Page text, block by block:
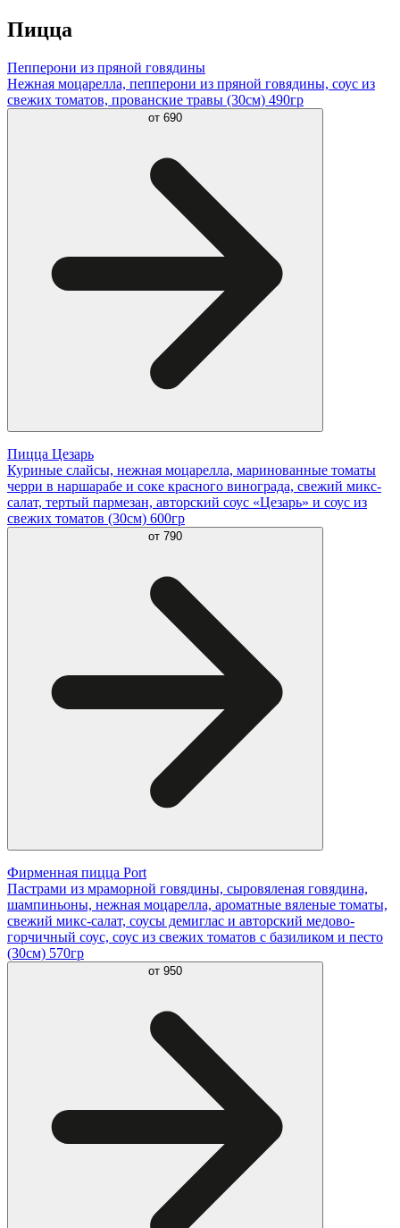
Пицца
Пепперони из пряной говядины
Нежная моцарелла, пепперони из пряной говядины, соус из
свежих томатов, прованские травы (30см) 490гр
от 690
Пицца Цезарь
Куриные слайсы, нежная моцарелла, маринованные томаты
черри в наршарабе и соке красного винограда, свежий микс-
салат, тертый пармезан, авторский соус «Цезарь» и соус из
свежих томатов (30см) 600гр
от 790
Фирменная пицца Port
Пастрами из мраморной говядины, сыровяленая говядина,
шампиньоны, нежная моцарелла, ароматные вяленые томаты,
свежий микс-салат, соусы демиглас и авторский медово-
горчичный соус, соус из свежих томатов с базиликом и песто
(30см) 570гр
от 950